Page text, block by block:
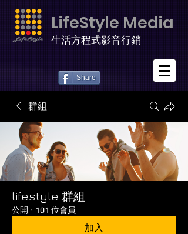
LifeStyle Media
生活方程式影音行銷
Share
群組
lifestyle 群組
公開 · 101 位會員
加入